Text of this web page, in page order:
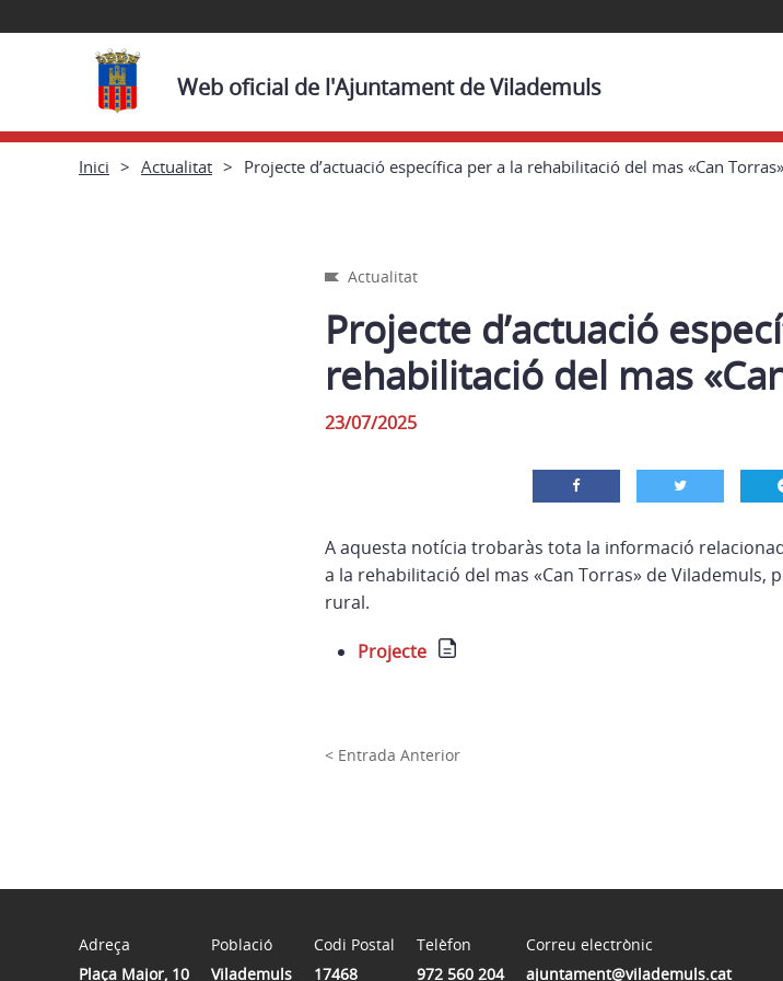
Web oficial de l'Ajuntament de Vilademuls
Inici Actualitat Projecte d’actuació específica per a la rehabilitació del mas «Can Torras»
Actualitat
Projecte d’actuació
rehabilitació del mas
23/07/2025
A aquesta notícia trobaràs tota la informació
a la rehabilitació del mas «Can Torras» de
rural.
Projecte
< Entrada Anterior
Adreça
Plaça Major, 10
Població
Vilademuls
Codi Postal
17468
Telèfon
972 560 204
Correu electrònic
ajuntament@vilademuls.cat